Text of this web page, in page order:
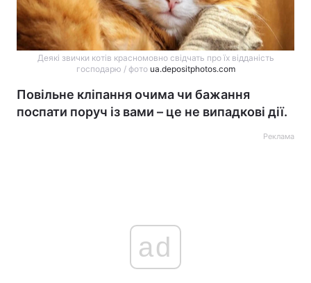
Деякі звички котів красномовно свідчать про їх відданість
господарю / фото ua.depositphotos.com
Повільне кліпання очима чи бажання
поспати поруч із вами – це не випадкові дії.
Реклама
ad